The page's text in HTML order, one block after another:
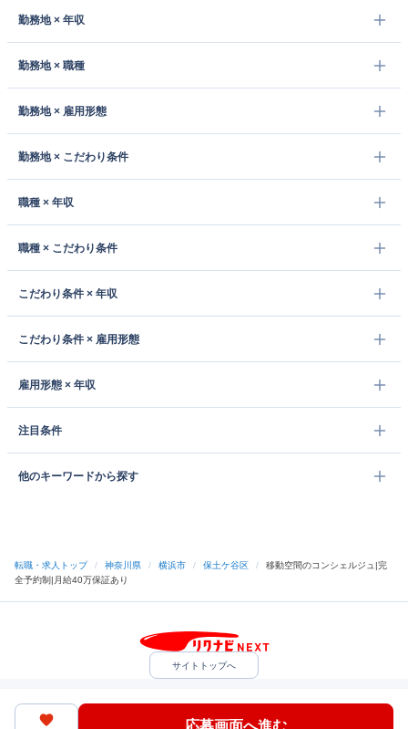
勤務地 × 年収
勤務地 × 職種
勤務地 × 雇用形態
勤務地 × こだわり条件
職種 × 年収
職種 × こだわり条件
こだわり条件 × 年収
こだわり条件 × 雇用形態
雇用形態 × 年収
注目条件
他のキーワードから探す
転職・求人トップ / 神奈川県 / 横浜市 / 保土ケ谷区 /
移動空間のコンシェルジュ|完
全予約制|月給40万保証あり
応募画面へ進む
サイトトップへ
中途採用をご検討の企業様
ヘルプ・お問い合わせ